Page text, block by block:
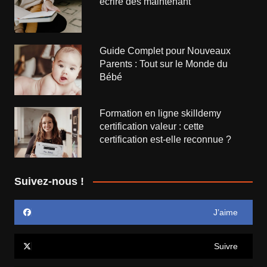
Guide Complet pour Nouveaux
Parents : Tout sur le Monde du
Bébé
Formation en ligne skilldemy
certification valeur : cette
certification est-elle reconnue ?
Suivez-nous !
J’aime
Suivre